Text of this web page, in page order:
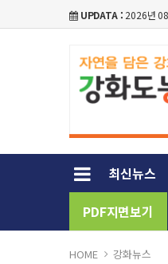
UPDATA : 2026년
최신뉴스
PDF지면보기
HOME 강화뉴스